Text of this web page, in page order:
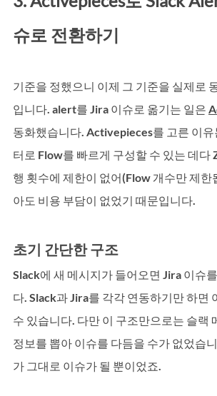
슈로 전환하기
기준을 정했으니 이제 그 기준을 실제로
입니다. alert를 Jira 이슈로 옮기는 일은
동화했습니다. Activepieces를 고른 이유
터로 Flow를 빠르게 구성할 수 있는 데다
행 횟수에 제한이 없어(Flow 개수만 제한
아도 비용 부담이 없었기 때문입니다.
초기 간단한 구조
Slack에 새 메시지가 들어오면 Jira 이슈
다. Slack과 Jira를 각각 연동하기만 하면
수 있습니다. 다만 이 구조만으로는 슬랙
정보를 뽑아 이슈를 다듬을 수가 없었습
가 그대로 이슈가 될 뿐이었죠.